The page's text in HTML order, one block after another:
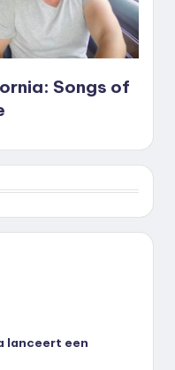
Songs of
lanceert een